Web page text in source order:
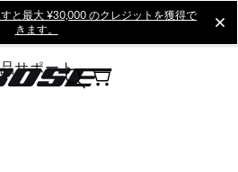
と最大 ¥30,000 のクレジットを獲得で
きます。
サポート